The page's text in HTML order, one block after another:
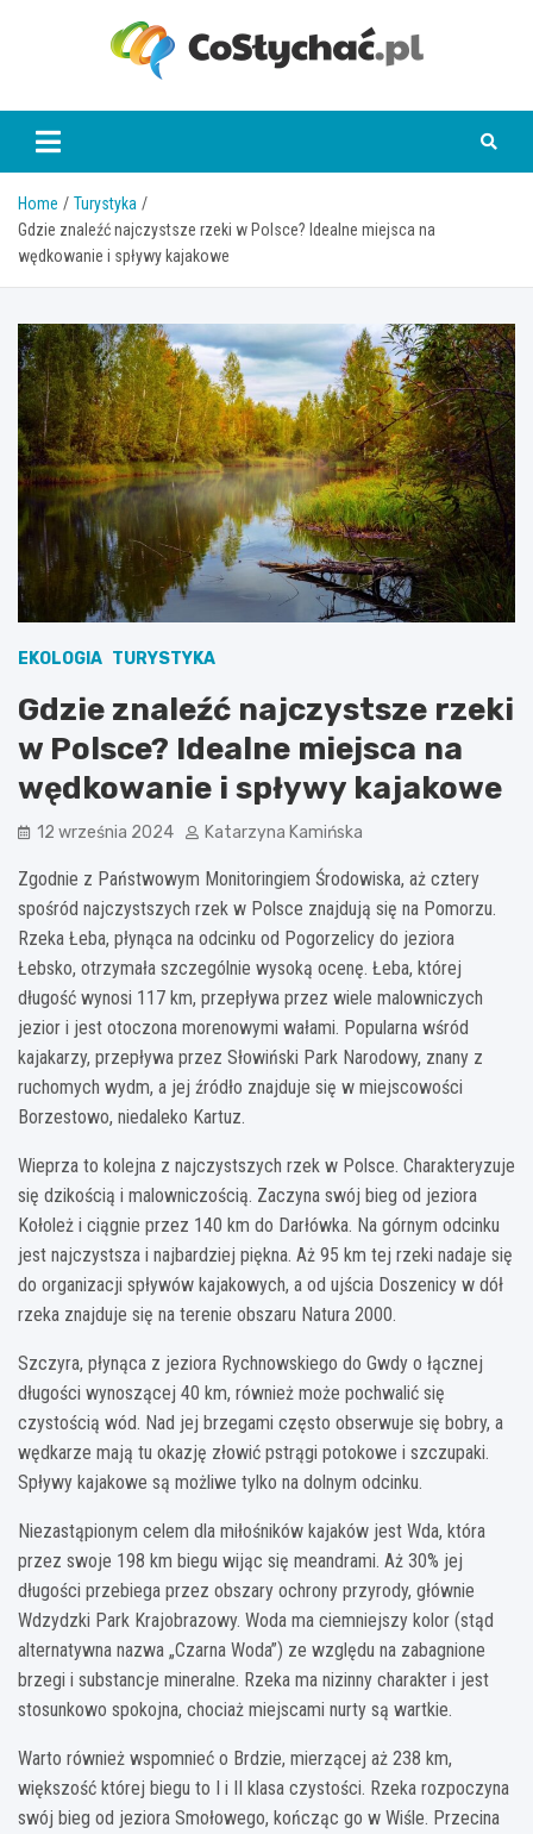
coslychac.pl
Home
Turystyka
Gdzie znaleźć najczystsze rzeki w Polsce? Idealne miejsca na
wędkowanie i spływy kajakowe
EKOLOGIA TURYSTYKA
Gdzie znaleźć najczystsze rzeki
w Polsce? Idealne miejsca na
wędkowanie i spływy kajakowe
12 września 2024 Katarzyna Kamińska
Zgodnie z Państwowym Monitoringiem Środowiska, aż cztery
spośród najczystszych rzek w Polsce znajdują się na Pomorzu.
Rzeka Łeba, płynąca na odcinku od Pogorzelicy do jeziora
Łebsko, otrzymała szczególnie wysoką ocenę. Łeba, której
długość wynosi 117 km, przepływa przez wiele malowniczych
jezior i jest otoczona morenowymi wałami. Popularna wśród
kajakarzy, przepływa przez Słowiński Park Narodowy, znany z
ruchomych wydm, a jej źródło znajduje się w miejscowości
Borzestowo, niedaleko Kartuz.
Wieprza to kolejna z najczystszych rzek w Polsce. Charakteryzuje
się dzikością i malowniczością. Zaczyna swój bieg od jeziora
Kołoleż i ciągnie przez 140 km do Darłówka. Na górnym odcinku
jest najczystsza i najbardziej piękna. Aż 95 km tej rzeki nadaje się
do organizacji spływów kajakowych, a od ujścia Doszenicy w dół
rzeka znajduje się na terenie obszaru Natura 2000.
Szczyra, płynąca z jeziora Rychnowskiego do Gwdy o łącznej
długości wynoszącej 40 km, również może pochwalić się
czystością wód. Nad jej brzegami często obserwuje się bobry, a
wędkarze mają tu okazję złowić pstrągi potokowe i szczupaki.
Spływy kajakowe są możliwe tylko na dolnym odcinku.
Niezastąpionym celem dla miłośników kajaków jest Wda, która
przez swoje 198 km biegu wijąc się meandrami. Aż 30% jej
długości przebiega przez obszary ochrony przyrody, głównie
Wdzydzki Park Krajobrazowy. Woda ma ciemniejszy kolor (stąd
alternatywna nazwa „Czarna Woda”) ze względu na zabagnione
brzegi i substancje mineralne. Rzeka ma nizinny charakter i jest
stosunkowo spokojna, chociaż miejscami nurty są wartkie.
Warto również wspomnieć o Brdzie, mierzącej aż 238 km,
większość której biegu to I i II klasa czystości. Rzeka rozpoczyna
swój bieg od jeziora Smołowego, kończąc go w Wiśle. Przecina